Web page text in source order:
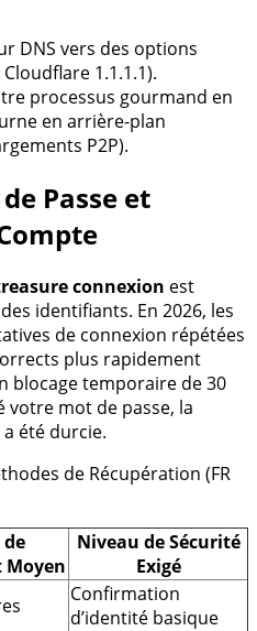
DNS vers des options
1.1.1.1).
processus gourmand en
en arrière-plan
P2P).
Passe et
connexion est
identifiants. En 2026, les
de connexion répétées
plus rapidement
blocage temporaire de 30
votre mot de passe, la
été durcie.
de Récupération (FR
de
Niveau de Sécurité
Exigé
Confirmation
d’identité basique